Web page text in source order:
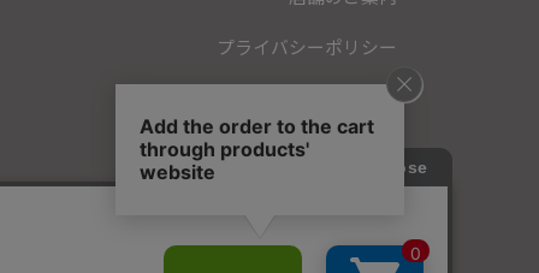
プライバシーポリシー
特定商取引法に基づく表記